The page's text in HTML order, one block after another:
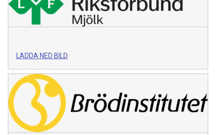
LADDA NED BILD